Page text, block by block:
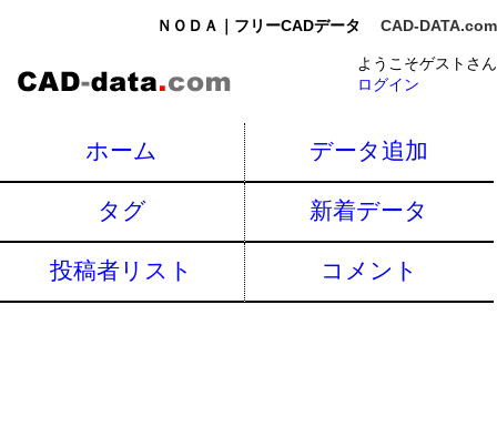
ＮＯＤＡ｜フリーCADデータ CAD-DATA.com
ようこそゲストさん
ログイン
ホーム データ追加
タグ 新着データ
投稿者リスト コメント